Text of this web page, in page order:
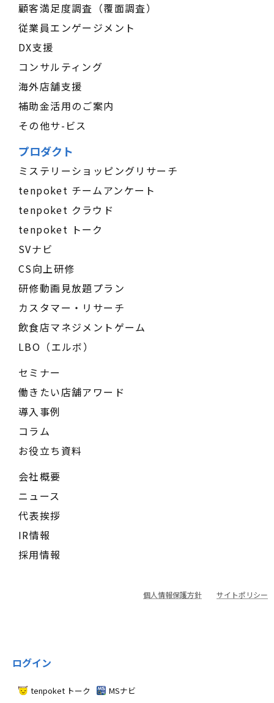
顧客満足度調査（覆面調査）
従業員エンゲージメント
DX支援
コンサルティング
海外店舗支援
補助金活用のご案内
その他サ-ビス
プロダクト
ミステリーショッピングリサーチ
tenpoket チームアンケート
tenpoket クラウド
tenpoket トーク
SVナビ
CS向上研修
研修動画見放題プラン
カスタマー・リサーチ
飲食店マネジメントゲーム
LBO（エルボ）
セミナー
働きたい店舗アワード
導入事例
コラム
お役立ち資料
会社概要
ニュース
代表挨拶
IR情報
採用情報
個人情報保護方針 サイトポリシー
ログイン
tenpoket トーク MSナビ